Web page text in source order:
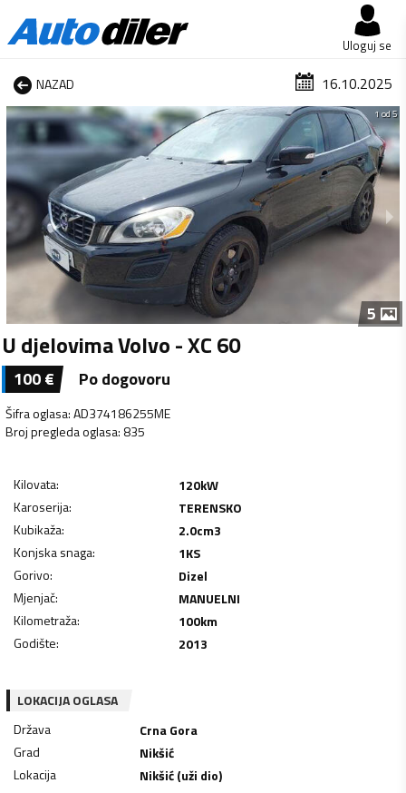
Uloguj se
NAZAD 16.10.2025
1 od 5
5
U djelovima Volvo - XC 60
100€ Po dogovoru
Šifra oglasa:AD374186255ME
Broj pregleda oglasa: 835
Kilovata: 120kW
Karoserija:
TERENSKO
Kubikaža: 2.0cm3
Konjska snaga: 1KS
Gorivo:
Dizel
Mjenjač:
MANUELNI
Kilometraža: 100km
Godište: 2013
LOKACIJA OGLASA
Država
Crna Gora
Grad
Nikšić
Lokacija
Nikšić (uži dio)